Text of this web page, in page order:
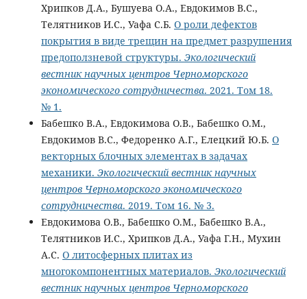
Хрипков Д.А., Бушуева О.А., Евдокимов В.С.,
Телятников И.С., Уафа С.Б. О роли дефектов
покрытия в виде трещин на предмет разрушения
предоползневой структуры. Экологический
вестник научных центров Черноморского
экономического сотрудничества. 2021. Том 18.
№ 1.
Бабешко В.А., Евдокимова О.В., Бабешко О.М.,
Евдокимов В.С., Федоренко А.Г., Елецкий Ю.Б. О
векторных блочных элементах в задачах
механики. Экологический вестник научных
центров Черноморского экономического
сотрудничества. 2019. Том 16. № 3.
Евдокимова О.В., Бабешко О.М., Бабешко В.А.,
Телятников И.С., Хрипков Д.А., Уафа Г.Н., Мухин
А.С. О литосферных плитах из
многокомпонентных материалов. Экологический
вестник научных центров Черноморского